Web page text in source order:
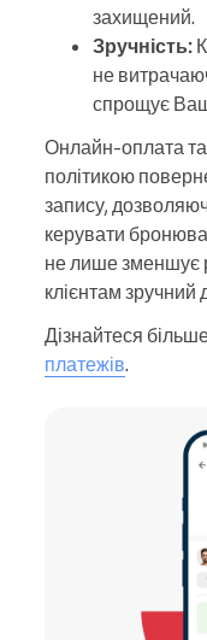
захищений.
Зручність:
не
спрощує
Онлайн-оплата
політикою
запису,
керувати
не лише зменшує
клієнтам
Дізнайтеся
платежів.